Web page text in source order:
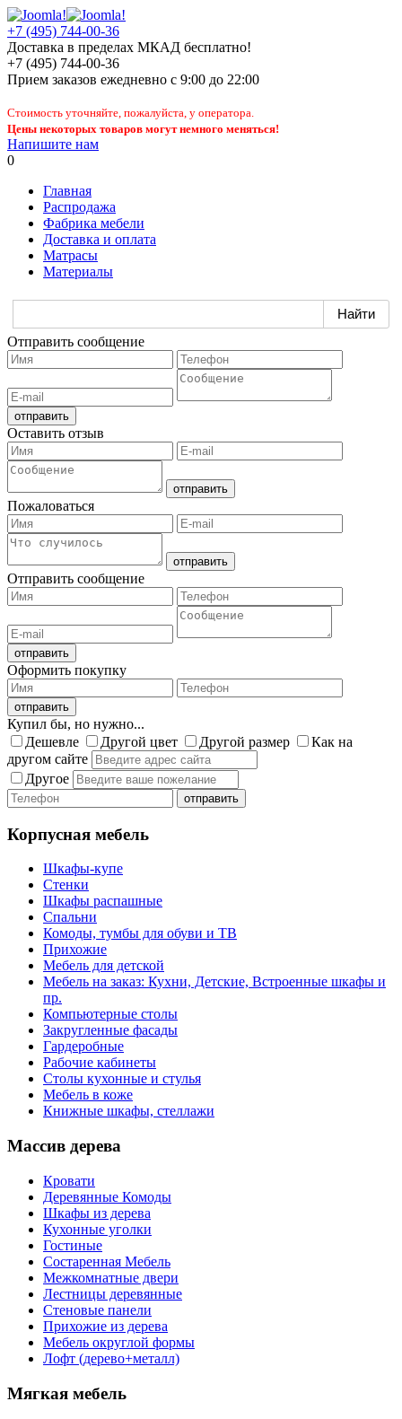
+7 (495) 744-00-36
Доставка в пределах МКАД бесплатно!
+7 (495) 744-00-36
Прием заказов ежедневно с 9:00 до 22:00
Стоимость уточняйте, пожалуйста, у оператора.
Цены некоторых товаров могут немного меняться!
Напишите нам
0
Главная
Распродажа
Фабрика мебели
Доставка и оплата
Матрасы
Материалы
Отправить сообщение
Оставить отзыв
Пожаловаться
Отправить сообщение
Оформить покупку
Купил бы, но нужно...
Дешевле
Другой цвет Другой размер
Как на
другом сайте
Другое
Корпусная мебель
Шкафы-купе
Стенки
Шкафы распашные
Спальни
Комоды, тумбы для обуви и ТВ
Прихожие
Мебель для детской
Мебель на заказ: Кухни, Детские, Встроенные шкафы и
пр.
Компьютерные столы
Закругленные фасады
Гардеробные
Рабочие кабинеты
Столы кухонные и стулья
Мебель в коже
Книжные шкафы, стеллажи
Массив дерева
Кровати
Деревянные Комоды
Шкафы из дерева
Кухонные уголки
Гостиные
Состаренная Мебель
Межкомнатные двери
Лестницы деревянные
Стеновые панели
Прихожие из дерева
Мебель округлой формы
Лофт (дерево+металл)
Мягкая мебель